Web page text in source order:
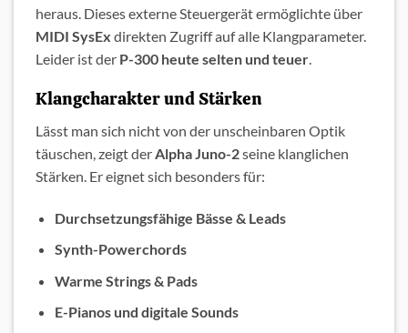
heraus. Dieses externe Steuergerät ermöglichte über
MIDI SysEx direkten Zugriff auf alle Klangparameter.
Leider ist der P-300 heute selten und teuer
Klangcharakter und Stärken
Lässt man sich nicht von der unscheinbaren Optik
täuschen, zeigt derAlpha Juno-2seine klanglichen
Stärken. Er eignet sich besonders für:
Durchsetzungsfähige Bässe & Leads
Synth-Powerchords
Warme Strings & Pads
E-Pianos und digitale Sounds